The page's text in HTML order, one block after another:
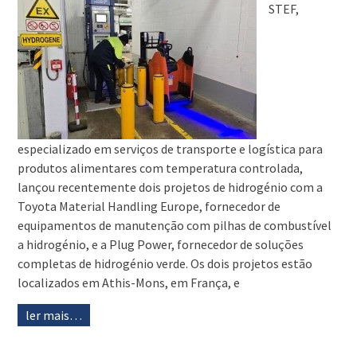
STEF,
especializado em serviços de transporte e logística para
produtos alimentares com temperatura controlada,
lançou recentemente dois projetos de hidrogénio com a
Toyota Material Handling Europe, fornecedor de
equipamentos de manutenção com pilhas de combustível
a hidrogénio, e a Plug Power, fornecedor de soluções
completas de hidrogénio verde. Os dois projetos estão
localizados em Athis-Mons, em França, e
ler mais…